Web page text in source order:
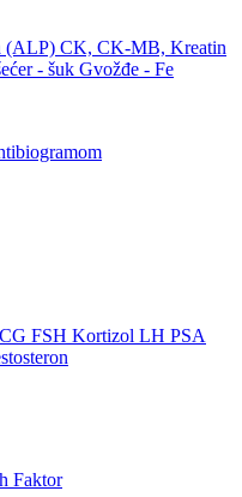
(ALP) CK, CK-MB, Kreatin
- šuk Gvožđe - Fe
FSH Kortizol LH PSA
Faktor